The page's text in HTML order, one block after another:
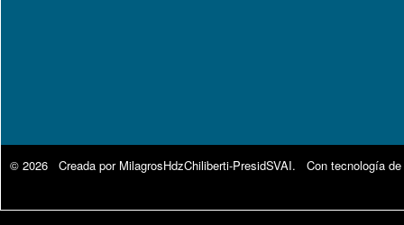
© 2026 Creada por MilagrosHdzChiliberti-PresidSVAI. Con tecnología de